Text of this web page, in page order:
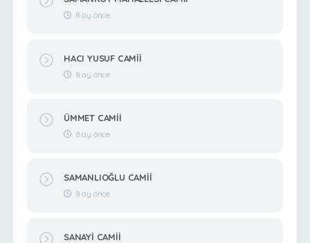
8 ay önce
HACI YUSUF CAMİİ
8 ay önce
ÜMMET CAMİİ
8 ay önce
SAMANLIOĞLU CAMİİ
8 ay önce
SANAYİ CAMİİ